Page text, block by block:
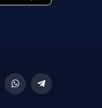
WhatsAppTelegram